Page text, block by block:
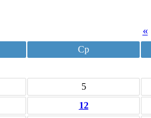
«
Ср
5
12